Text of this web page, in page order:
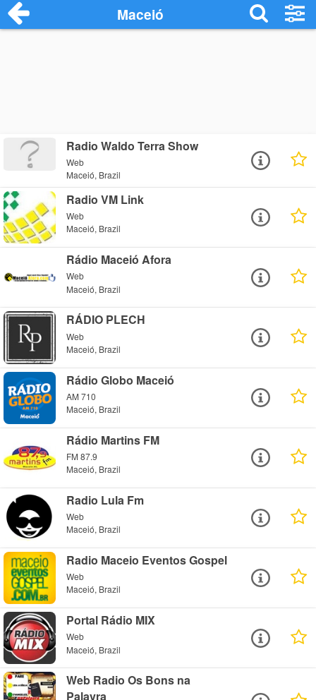
Maceió
Radio Waldo Terra Show
Web
Maceió, Brazil
Radio VM Link
Web
Maceió, Brazil
Rádio Maceió Afora
Web
Maceió, Brazil
RÁDIO PLECH
Web
Maceió, Brazil
Rádio Globo Maceió
AM 710
Maceió, Brazil
Rádio Martins FM
FM 87.9
Maceió, Brazil
Radio Lula Fm
Web
Maceió, Brazil
Radio Maceio Eventos Gospel
Web
Maceió, Brazil
Portal Rádio MIX
Web
Maceió, Brazil
Web Radio Os Bons na
Palavra